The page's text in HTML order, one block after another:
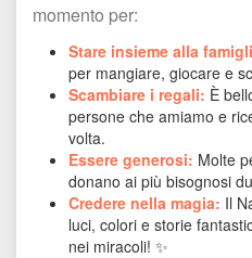
momento per:
Stare insieme alla
per mangiare, giocare e
Scambiare i regali: È
persone che amiamo e
volta.
Essere generosi: Molte
donano ai più bisognosi
Credere nella magia: Il
luci, colori e storie
nei miracoli! ✨